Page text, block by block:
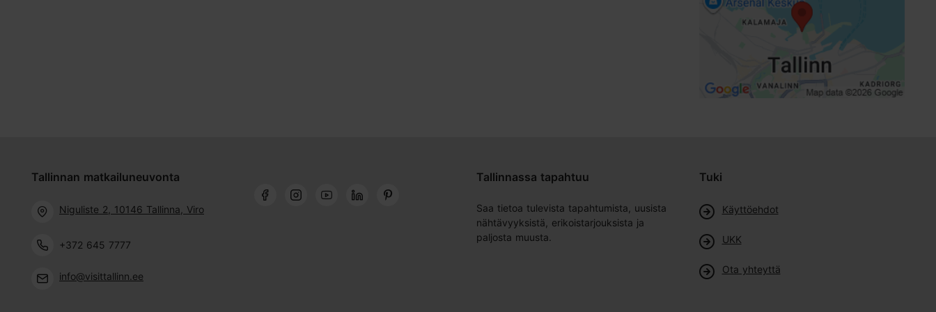
Aihe/ alue: Kalamaja & Pelgulinn
Tallinnan matkailuneuvonta
Niguliste 2, 10146 Tallinna, Viro
+372 645 7777
info@visittallinn.ee
Tallinnassa tapahtuu
Saa tietoa tulevista tapahtumista, uusista
nähtävyyksistä, erikoistarjouksista ja
paljosta muusta.
Tuki
Käyttöehdot
UKK
Ota yhteyttä